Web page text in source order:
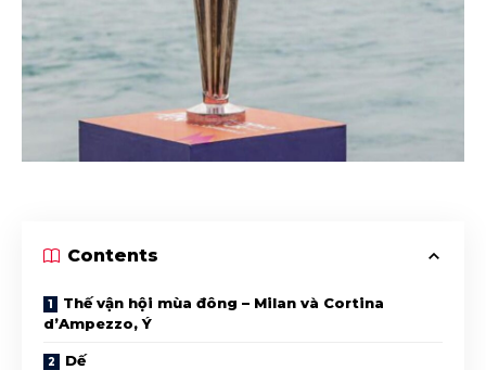
Contents
Thế vận hội mùa đông – Milan và Cortina
d’Ampezzo, Ý
Dế